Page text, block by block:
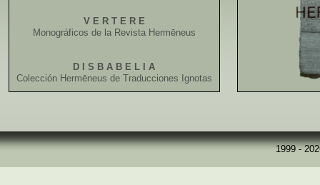
V E R T E R E
Monográficos de la Revista Hermēneus
D I S B A B E L I A
Colección Hermēneus de Traducciones Ignotas
1999 -